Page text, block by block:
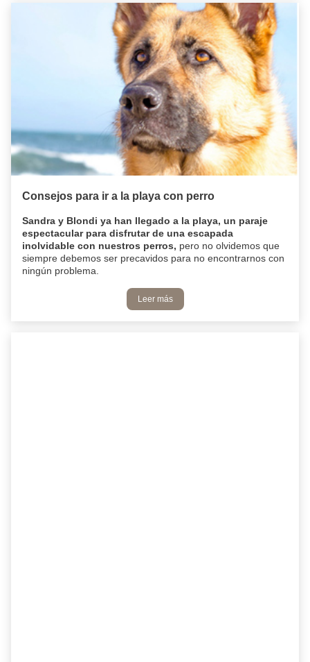
Leer más
Consejos para ir a la playa con perro
Sandra y Blondi ya han llegado a la playa, un paraje
espectacular para disfrutar de una escapada
inolvidable con nuestros perros, pero no olvidemos que
siempre debemos ser precavidos para no encontrarnos con
ningún problema.